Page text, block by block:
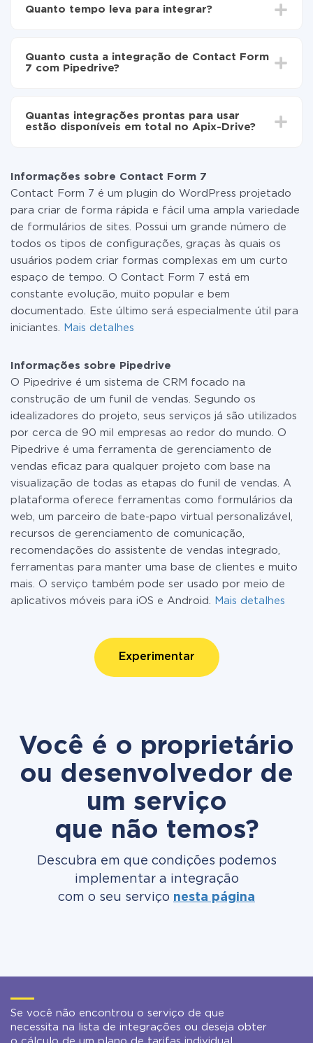
para Pipedrive
automaticamente de Contact Form 7 para
Pipedrive
Quanto tempo leva para integrar?
30 minutos. Em média, a configuração leva de 10 a 15
minutos.
Quanto custa a integração de Contact Form
7 com Pipedrive?
as tarifas. Você paga apenas pela quantidade de
dados que é realmente transferida de um de seus
ou mudar para um de pago, se necessário. Mais
detalhes sobretarifas.
Quantas integrações prontas para usar
estão disponíveis em total no Apix-Drive?
Informações sobre Contact Form 7
Contact Form 7 é um plugin do WordPress projetado
para criar de forma rápida e fácil uma ampla variedade
de formulários de sites. Possui um grande número de
todos os tipos de configurações, graças às quais os
usuários podem criar formas complexas em um curto
espaço de tempo. O Contact Form 7 está em
constante evolução, muito popular e bem
documentado. Este último será especialmente útil para
iniciantes.
Mais detalhes
Informações sobre Pipedrive
O Pipedrive é um sistema de CRM focado na
construção de um funil de vendas. Segundo os
idealizadores do projeto, seus serviços já são utilizados
por cerca de 90 mil empresas ao redor do mundo. O
Pipedrive é uma ferramenta de gerenciamento de
vendas eficaz para qualquer projeto com base na
visualização de todas as etapas do funil de vendas. A
plataforma oferece ferramentas como formulários da
web, um parceiro de bate-papo virtual personalizável,
recursos de gerenciamento de comunicação,
recomendações do assistente de vendas integrado,
ferramentas para manter uma base de clientes e muito
mais. O serviço também pode ser usado por meio de
aplicativos móveis para iOS e Android.
Mais detalhes
Experimentar
Você é o proprietário
ou desenvolvedor de
um serviço
que não temos?
Descubra em que condições podemos
implementar a integração
com o seu serviço nesta página
Se você não encontrou o serviço de que
necessita na lista de integrações ou deseja obter